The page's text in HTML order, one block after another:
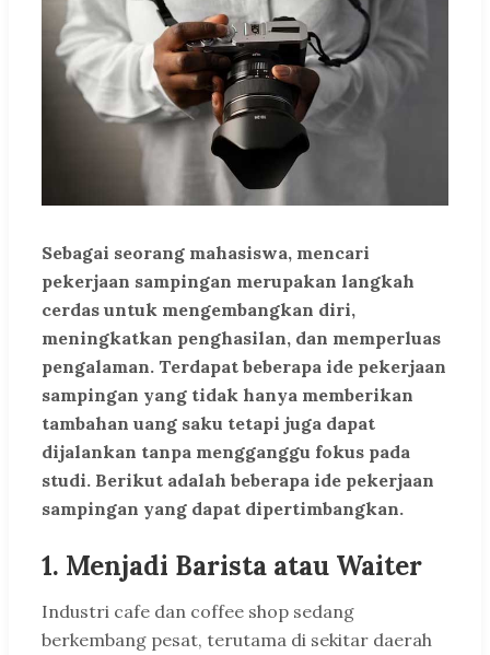
Sebagai seorang mahasiswa, mencari
pekerjaan sampingan merupakan langkah
cerdas untuk mengembangkan diri,
meningkatkan penghasilan, dan memperluas
pengalaman. Terdapat beberapa ide pekerjaan
sampingan yang tidak hanya memberikan
tambahan uang saku tetapi juga dapat
dijalankan tanpa mengganggu fokus pada
studi. Berikut adalah beberapa ide pekerjaan
sampingan yang dapat dipertimbangkan.
1. Menjadi Barista atau Waiter
Industri cafe dan coffee shop sedang
berkembang pesat, terutama di sekitar daerah